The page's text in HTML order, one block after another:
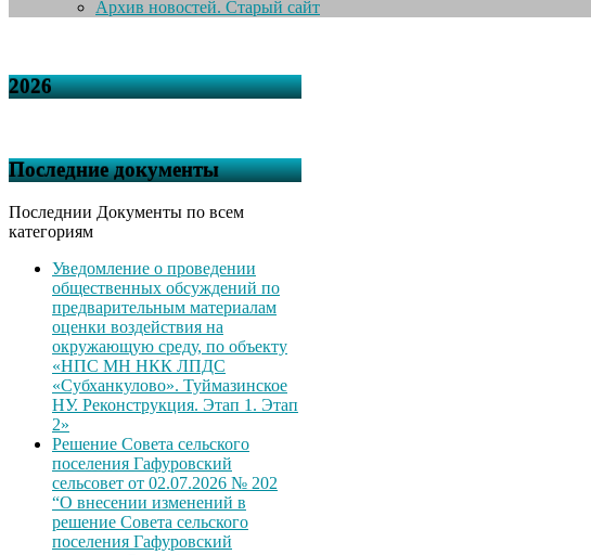
Архив новостей. Старый сайт
2026
Последние документы
Последнии Документы по всем
категориям
Уведомление о проведении
общественных обсуждений по
предварительным материалам
оценки воздействия на
окружающую среду, по объекту
«НПС МН НКК ЛПДС
«Субханкулово». Туймазинское
НУ. Реконструкция. Этап 1. Этап
2»
Решение Совета сельского
поселения Гафуровский
сельсовет от 02.07.2026 № 202
“О внесении изменений в
решение Совета сельского
поселения Гафуровский